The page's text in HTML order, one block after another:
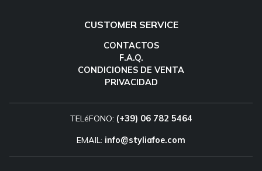
CUSTOMER SERVICE
CONTACTOS
F.A.Q.
CONDICIONES DE VENTA
PRIVACIDAD
TELéFONO: (+39) 06 782 5464
EMAIL: info@styliafoe.com